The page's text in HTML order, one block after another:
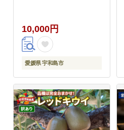
10,000円
愛媛県 宇和島市